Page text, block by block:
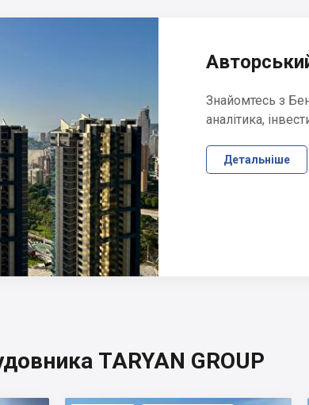
Знайомтесь з
аналітика,
Детальніше
TARYAN GROUP